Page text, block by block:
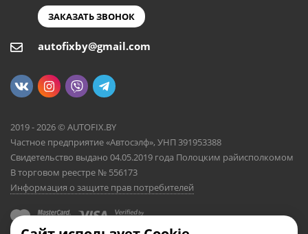
ЗАКАЗАТЬ ЗВОНОК
autofixby@gmail.com
2019 - 2026 © AUTOFIX.BY
Частное предприятие «Автосэлф», УНП 391953388
Свидетельство выдано 04.05.2019 года Полоцким райисполкомом
В торговом реестре № 556173
Информация о защите прав потребителей